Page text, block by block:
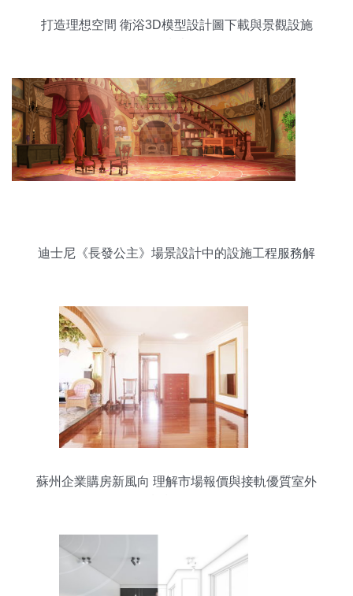
打造理想空間 衛浴3D模型設計圖下載與景觀設施
迪士尼《長發公主》場景設計中的設施工程服務解
蘇州企業購房新風向 理解市場報價與接軌優質室外